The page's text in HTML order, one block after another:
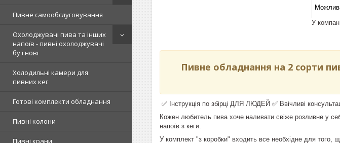
Пивне самообслуговування
Охолоджувачі пива та інших
напоїв - пивні охолоджувачі
бу і нові
Холодильні камери для
пивних кег
Готові комплекти обладнання
Пивні колони
Пивні крани
У
Пивне обладнання на 2 сорти
✅ Інструкція по збірці ДЛЯ ЛЮДЕЙ ✅ Ввічливі
Кожен любитель пива хоче наливати свіже розливне у
напоїв з кеги.
У комплект "з коробки" входить все необхідне для того,